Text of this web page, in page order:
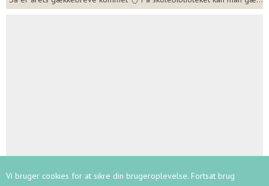
Vi bruger cookies for at sikre din brugeroplevelse. Fortsat brug